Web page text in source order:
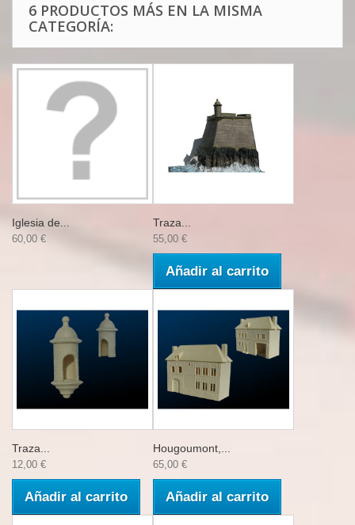
6 PRODUCTOS MÁS EN LA MISMA
CATEGORÍA:
Iglesia de...
60,00 €
Traza...
55,00 €
Añadir al carrito
Traza...
12,00 €
Añadir al carrito
Hougoumont,...
65,00 €
Añadir al carrito